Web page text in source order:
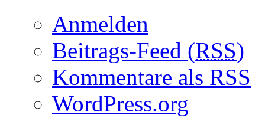
Anmelden
Beitrags-Feed (RSS)
Kommentare als RSS
WordPress.org